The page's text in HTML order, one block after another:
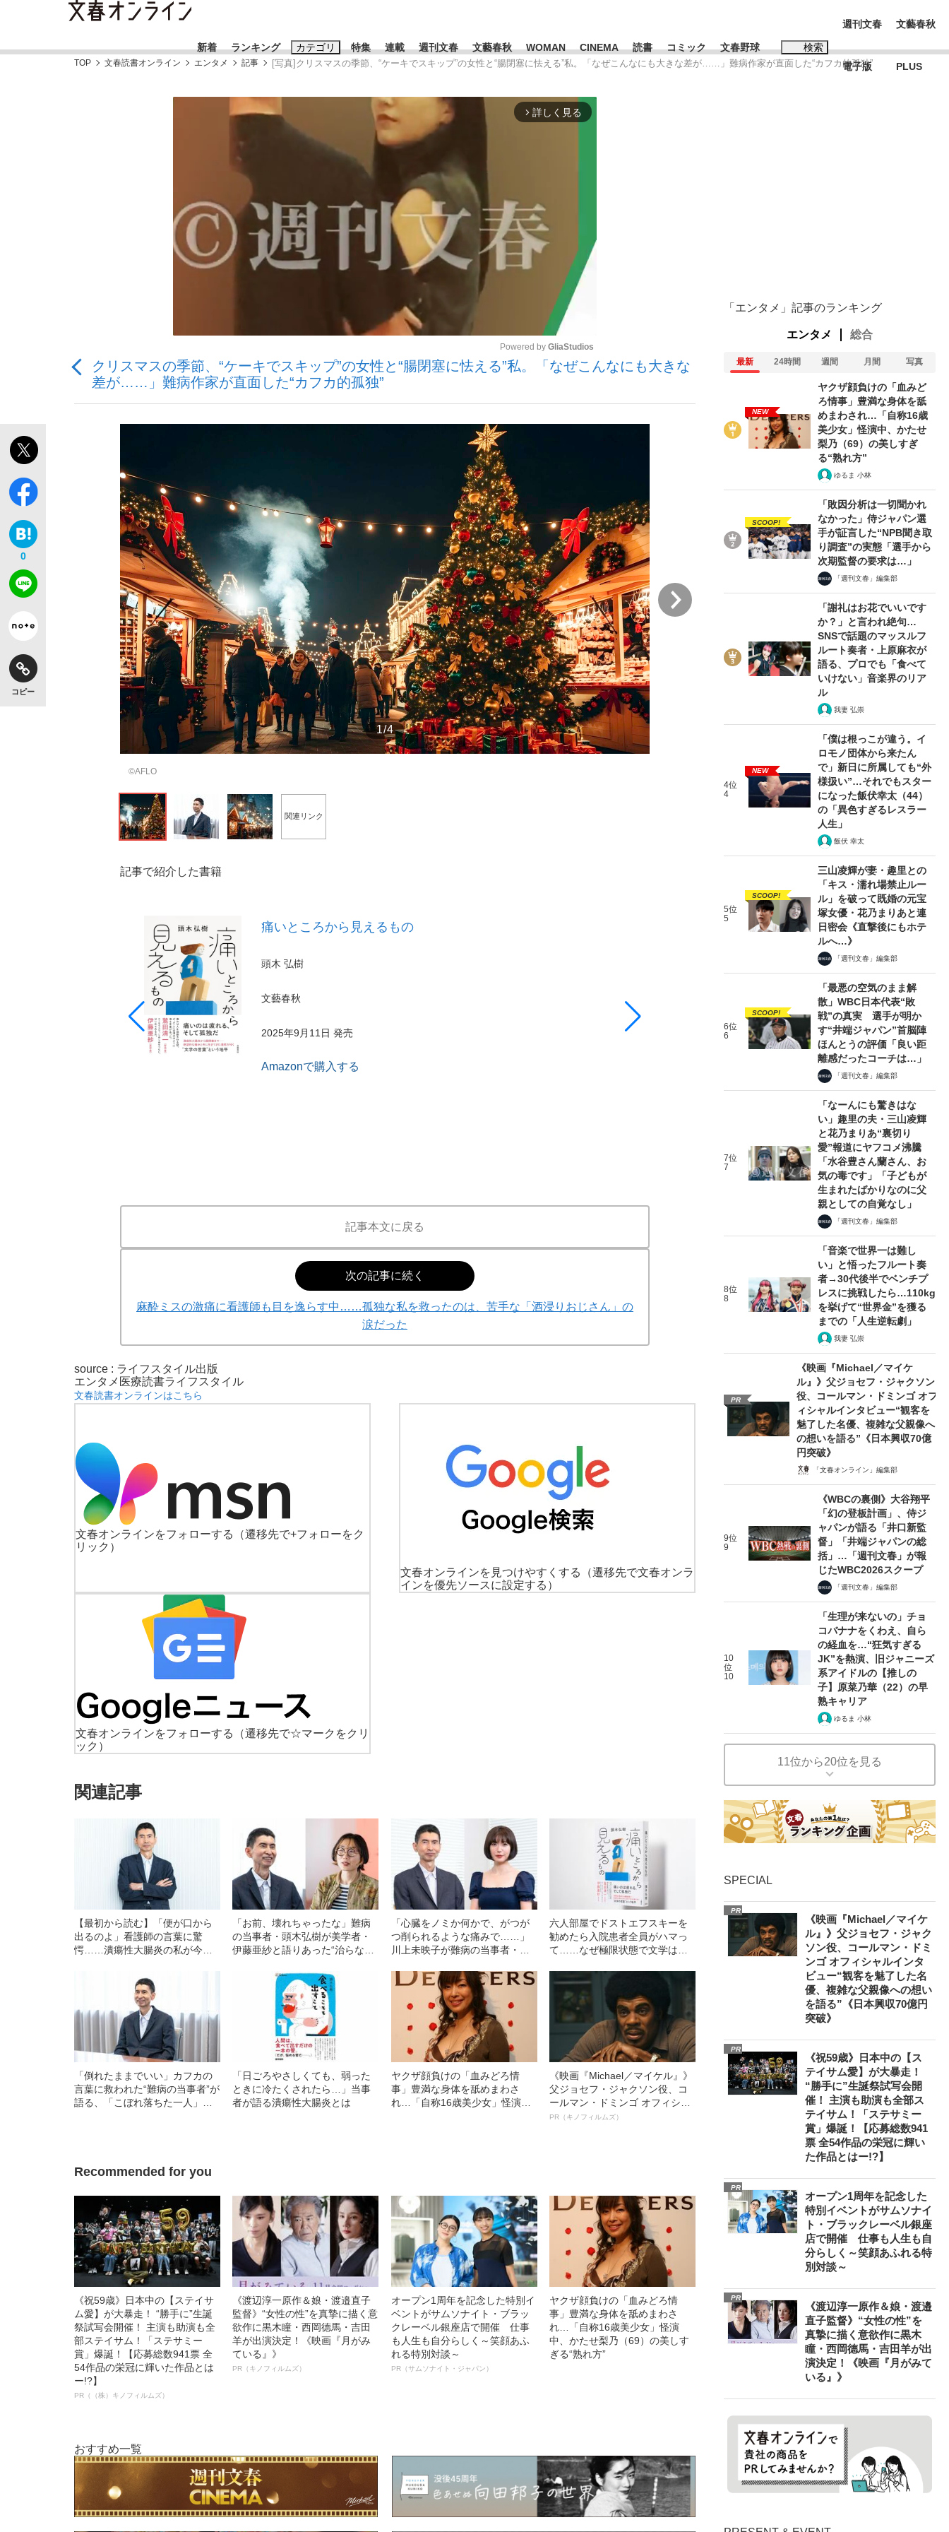
新着 ランキング カテゴリ
「90%は失敗する。でも…」本田圭佑が初めて明かした日本代表監督に... 「最悪の空気のまま解散」WBC日本代表“敗戦”の真実 選手が明かす...
「クマが悪者扱いされているのが悲しい」『北の国から』倉本聰氏（91...
「目標達成できなかったからと言って…」サッカー日本代表・森保一監督...
もっと見る
特集
いまさら聞けない資産運用のすべて
the Style
もっと見る
連載 週刊文春 文藝春秋 WOMAN CINEMA 読書 コミック 文春野球 検索
おすすめのキーワードタグ一覧
#藤田晋 #高市早苗 #後藤真希 #森岡毅
#玉木雄一郎
週刊文春
電子版
文藝春秋
PLUS
TOP 文春読書オンライン エンタメ 記事 [写真]クリスマスの季節、“ケーキでスキップ”の女性と“腸閉塞に怯える”私。「なぜこんなにも大きな差が……」難病作家が直面した“カフカ的孤独”
arrow_forward_ios 詳しく見る
Powered by GliaStudios
クリスマスの季節、“ケーキでスキップ”の女性と“腸閉塞に怯える”私。「なぜこんなにも大きな
差が……」難病作家が直面した“カフカ的孤独”
0
コピー
1/4
©AFLO
関連リンク
記事で紹介した書籍
痛いところから見えるもの
頭木 弘樹
文藝春秋
2025年9月11日 発売
Amazonで購入する
記事本文に戻る
次の記事に続く
麻酔ミスの激痛に看護師も目を逸らす中……孤独な私を救ったのは、苦手な「酒浸りおじさん」の
涙だった
source : ライフスタイル出版
エンタメ 医療読書ライフスタイル
文春読書オンラインはこちら
文春オンラインをフォローする
（遷移先で+フォローをク
リック）
文春オンラインを見つけやすくする
（遷移先で文春オンラ
インを優先ソースに設定する）
文春オンラインをフォローする
（遷移先で☆マークをクリ
ック）
関連記事
【最初から読む】「便が口から
出るのよ」看護師の言葉に驚
愕……潰瘍性大腸炎の私が今度
「お前、壊れちゃったな」難病
の当事者・頭木弘樹が美学者・
伊藤亜紗と語りあった“治らない
「心臓をノミか何かで、がつが
つ削られるような痛みで……」
川上未映子が難病の当事者・頭
六人部屋でドストエフスキーを
勧めたら入院患者全員がハマっ
て……なぜ極限状態で文学は救
「倒れたままでいい」カフカの
言葉に救われた“難病の当事者”が
語る、「こぼれ落ちた一人」を
「日ごろやさしくても、弱った
ときに冷たくされたら…」当事
者が語る潰瘍性大腸炎とは
ヤクザ顔負けの「血みどろ情
事」豊満な身体を舐めまわさ
れ…「自称16歳美少女」怪演
《映画『Michael／マイケル』》
父ジョセフ・ジャクソン役、コ
ールマン・ドミンゴ オフィシャ
ルインタビュー“観客を魅了した
PR（キノフィルムズ）
Recommended for you
《祝59歳》日本中の【ステイサ
ム愛】が大暴走！ “勝手に”生誕
祭試写会開催！ 主演も助演も全
部ステイサム！「ステサミー
賞」爆誕！【応募総数941票 全
54作品の栄冠に輝いた作品とは
ー!?】
PR（（株）キノフィルムズ）
《渡辺淳一原作＆娘・渡邉直子
監督》“女性の性”を真摯に描く意
欲作に黒木瞳・西岡德馬・吉田
羊が出演決定！《映画『月がみ
ている』》
PR（キノフィルムズ）
オープン1周年を記念した特別イ
ベントがサムソナイト・ブラッ
クレーベル銀座店で開催 仕事
も人生も自分らしく～笑顔あふ
れる特別対談～
PR（サムソナイト・ジャパン）
ヤクザ顔負けの「血みどろ情
事」豊満な身体を舐めまわさ
れ…「自称16歳美少女」怪演
中、かたせ梨乃（69）の美しす
ぎる“熟れ方”
おすすめ一覧
「エンタメ」記事のランキング
エンタメ 総合
最新 24時間 週間 月間 写真
NEW
ヤクザ顔負けの「血みど
ろ情事」豊満な身体を舐
めまわされ…「自称16歳
美少女」怪演中、かたせ
梨乃（69）の美しすぎ
る“熟れ方”
ゆるま 小林
SCOOP!
「敗因分析は一切聞かれ
なかった」侍ジャパン選
手が証言した“NPB聞き取
り調査”の実態「選手から
次期監督の要求は…」
「週刊文春」編集部
「謝礼はお花でいいです
か？」と言われ絶句…
SNSで話題のマッスルフ
ルート奏者・上原麻衣が
語る、プロでも「食べて
いけない」音楽界のリア
ル
我妻 弘崇
4位
4
NEW
「僕は根っこが違う。イ
ロモノ団体から来たん
で」新日に所属しても“外
様扱い”…それでもスター
になった飯伏幸太（44）
の「異色すぎるレスラー
人生」
飯伏 幸太
5位
5
SCOOP!
三山凌輝が妻・趣里との
「キス・濡れ場禁止ルー
ル」を破って既婚の元宝
塚女優・花乃まりあと連
日密会《直撃後にもホテ
ルへ…》
「週刊文春」編集部
6位
6
SCOOP!
「最悪の空気のまま解
散」WBC日本代表“敗
戦”の真実 選手が明か
す“井端ジャパン”首脳陣
ほんとうの評価「良い距
離感だったコーチは…」
「週刊文春」編集部
7位
7
「なーんにも驚きはな
い」趣里の夫・三山凌輝
と花乃まりあ“裏切り
愛”報道にヤフコメ沸騰
「水谷豊さん蘭さん、お
気の毒です」「子どもが
生まれたばかりなのに父
親としての自覚なし」
「週刊文春」編集部
8位
8
「音楽で世界一は難し
い」と悟ったフルート奏
者→30代後半でベンチプ
レスに挑戦したら…110kg
を挙げて“世界金”を獲る
までの「人生逆転劇」
我妻 弘崇
PR
《映画『Michael／マイケ
ル』》父ジョセフ・ジャクソン
役、コールマン・ドミンゴ オフ
ィシャルインタビュー“観客を
魅了した名優、複雑な父親像へ
の想いを語る”《日本興収70億
円突破》
「文春オンライン」編集部
9位
9
《WBCの裏側》大谷翔平
「幻の登板計画」、侍ジ
ャパンが語る「井口新監
督」「井端ジャパンの総
括」…「週刊文春」が報
じたWBC2026スクープ
「週刊文春」編集部
10
位
10
「生理が来ないの」チョ
コバナナをくわえ、自ら
の経血を…“狂気すぎる
JK”を熱演、旧ジャニーズ
系アイドルの【推しの
子】原菜乃華（22）の早
熟キャリア
ゆるま 小林
11位から20位を見る
SPECIAL
PR
《映画『Michael／マイケ
ル』》父ジョセフ・ジャク
ソン役、コールマン・ドミ
ンゴ オフィシャルインタ
ビュー“観客を魅了した名
優、複雑な父親像への想い
を語る”《日本興収70億円
突破》
PR
《祝59歳》日本中の【ス
テイサム愛】が大暴走！
“勝手に”生誕祭試写会開
催！ 主演も助演も全部ス
テイサム！「ステサミー
賞」爆誕！【応募総数941
票 全54作品の栄冠に輝い
た作品とはー!?】
PR
オープン1周年を記念した
特別イベントがサムソナイ
ト・ブラックレーベル銀座
店で開催 仕事も人生も自
分らしく～笑顔あふれる特
別対談～
PR
《渡辺淳一原作＆娘・渡邉
直子監督》“女性の性”を
真摯に描く意欲作に黒木
瞳・西岡德馬・吉田羊が出
演決定！《映画『月がみて
いる』》